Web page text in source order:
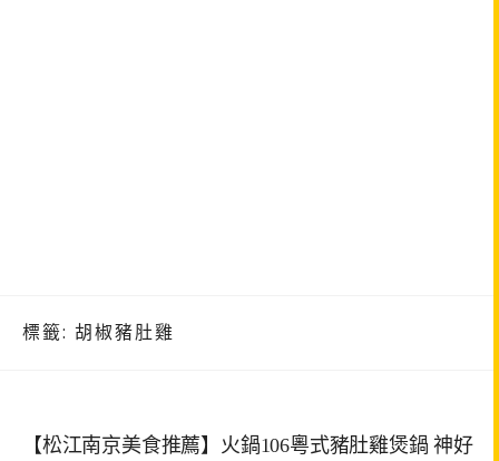
標籤: 胡椒豬肚雞
【松江南京美食推薦】火鍋106粵式豬肚雞煲鍋 神好